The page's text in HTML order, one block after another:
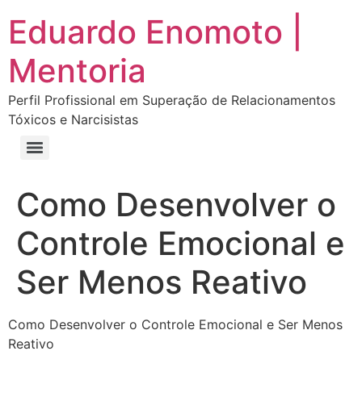
Eduardo Enomoto |
Mentoria
Perfil Profissional em Superação de Relacionamentos
Tóxicos e Narcisistas
Como Desenvolver o
Controle Emocional e
Ser Menos Reativo
Como Desenvolver o Controle Emocional e Ser Menos
Reativo